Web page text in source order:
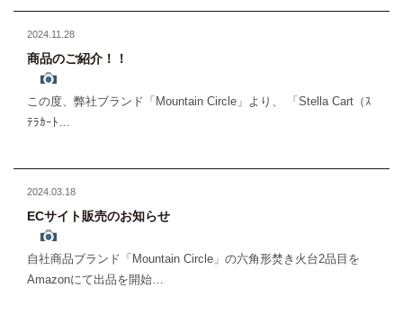
2024.11.28
商品のご紹介！！
この度、弊社ブランド「Mountain Circle」より、 「Stella Cart（ｽ
ﾃﾗｶｰﾄ…
2024.03.18
ECサイト販売のお知らせ
自社商品ブランド「Mountain Circle」の六角形焚き火台2品目を
Amazonにて出品を開始…